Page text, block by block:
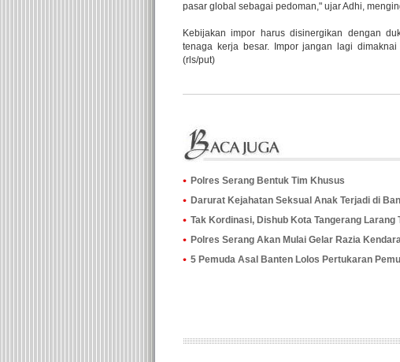
pasar global sebagai pedoman," ujar Adhi,
Kebijakan impor harus disinergikan dengan
tenaga kerja besar. Impor jangan lagi
(rls/put)
Polres Serang Bentuk Tim Khusus
Darurat Kejahatan Seksual Anak Terjadi di
Tak Kordinasi, Dishub Kota Tangerang Larang
Polres Serang Akan Mulai Gelar Razia
5 Pemuda Asal Banten Lolos Pertukaran